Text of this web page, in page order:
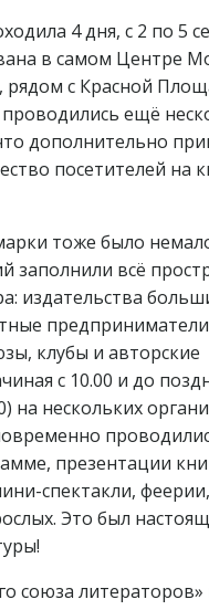
4 дня, с 2 по 5
в самом Центре
рядом с Красной
ещё
дополнительно
посетителей на
тоже было
заполнили всё
издательства
клубы и авторские
с 10.00 и до
на нескольких
презентации
спектакли,
Это был
союза литераторов»